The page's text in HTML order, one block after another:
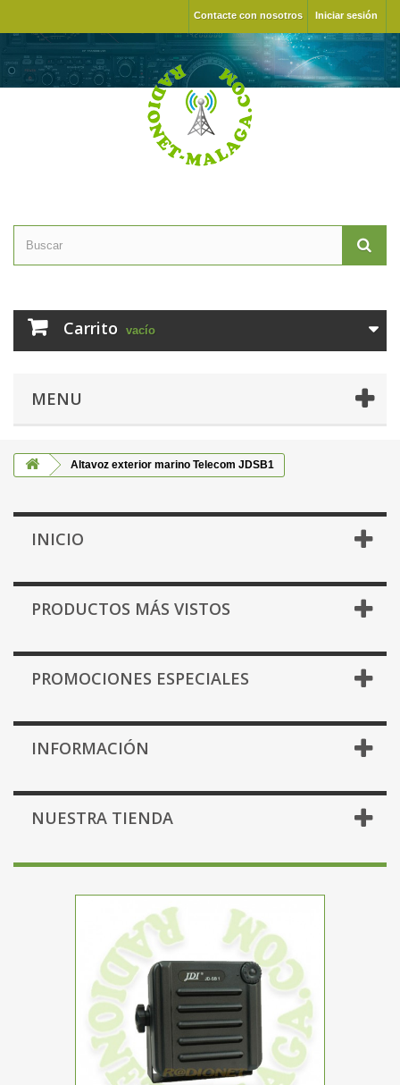
Iniciar sesión
Contacte con nosotros
Carrito vacío
MENU
Altavoz exterior marino Telecom JDSB1
INICIO
PRODUCTOS MÁS VISTOS
PROMOCIONES ESPECIALES
INFORMACIÓN
NUESTRA TIENDA